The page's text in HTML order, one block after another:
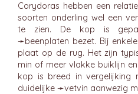
Corydoras hebben een
soorten onderling wel een
te zien. De kop is
➛beenplaten bezet. Bij
plaat op de rug. Het zijn
min of meer vlakke buiklijn
kop is breed in vergelijking
duidelijke ➛vetvin aanwezig